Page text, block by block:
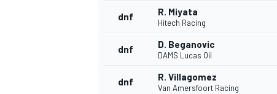
dnf R. Miyata
Hitech Racing
dnf D. Beganovic
DAMS Lucas Oil
dnf R. Villagomez
Van Amersfoort Racing